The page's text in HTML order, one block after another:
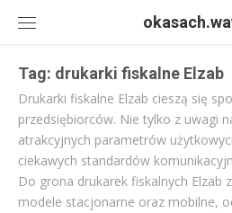
Tag: drukarki fiskalne Elzab
Drukarki fiskalne Elzab cieszą się
przedsiębiorców. Nie tylko z uwagi
atrakcyjnych parametrów
ciekawych standardów
Do grona drukarek fiskalnych Elzab
modele stacjonarne oraz mobilne,